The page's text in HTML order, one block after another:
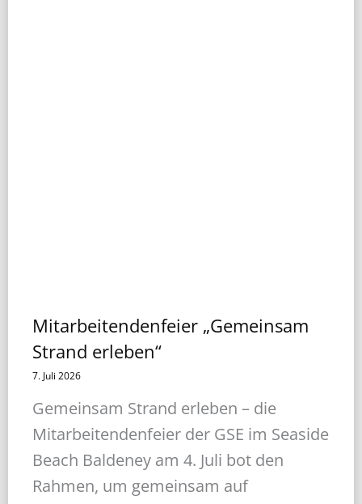
Mitarbeitendenfeier „Gemeinsam
Strand erleben“
7. Juli 2026
Gemeinsam Strand erleben – die
Mitarbeitendenfeier der GSE im Seaside
Beach Baldeney am 4. Juli bot den
Rahmen, um gemeinsam auf